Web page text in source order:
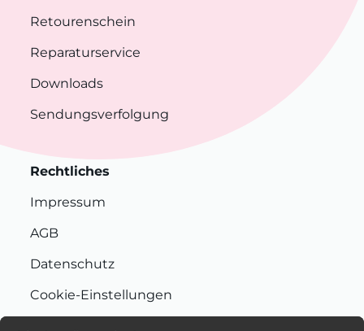
Retourenschein
Reparaturservice
Downloads
Sendungsverfolgung
Rechtliches
Impressum
AGB
Datenschutz
Cookie-Einstellungen